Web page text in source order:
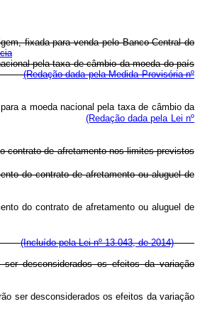
fixada para venda pelo Banco Central do
pela taxa de câmbio da moeda do país
(Redação dada pela Medida Provisória nº
a moeda nacional pela taxa de câmbio da
do contrato. (Redação dada pela Lei nº
contrato de afretamento nos limites previstos
do contrato de afretamento ou aluguel de
do contrato de afretamento ou aluguel de
(Incluído pela Lei nº 13.043, de 2014)
ser desconsiderados os efeitos da variação
ser desconsiderados os efeitos da variação